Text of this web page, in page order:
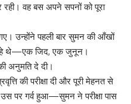
रही। वह बस अपने सपनों को पूरा
उन्होंने पहली बार सुमन की आँखों
थे—एक जिद, एक जुनून।
अनुमति दे दी।
की परीक्षा दी और पूरी मेहनत से
पर गर्व हुआ—सुमन ने परीक्षा पास